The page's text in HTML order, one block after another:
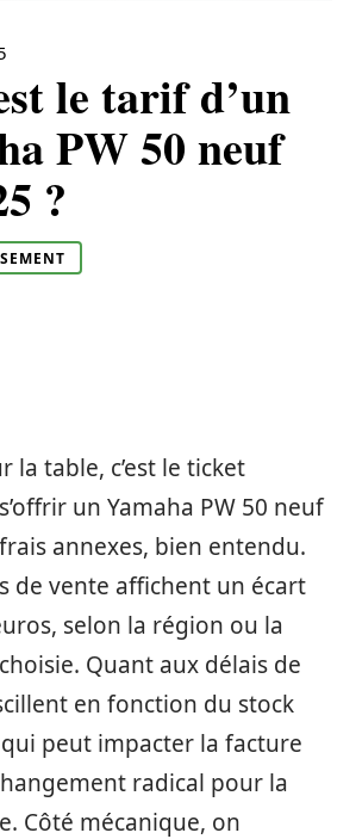
le tarif d’un
PW 50 neuf
?
la table, c’est le ticket
un Yamaha PW 50 neuf
annexes, bien entendu.
de vente affichent un écart
selon la région ou la
Quant aux délais de
en fonction du stock
peut impacter la facture
radical pour la
Côté mécanique, on